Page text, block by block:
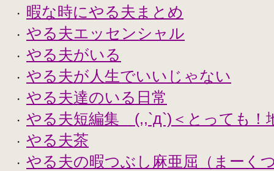
・ 暇な時にやる夫まとめ
・ やる夫エッセンシャル
・ やる夫がいる
・ やる夫が人生でいいじゃない
・ やる夫達のいる日常
・ やる夫短編集 (,,`д`)＜とっても！
・ やる夫茶
・ やる夫の暇つぶし麻亜屈（まーく